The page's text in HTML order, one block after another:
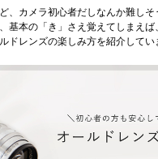
、カメラ初心者だしなんか難し
基本の「き」さえ覚えてしまえ
ドレンズの楽しみ方を紹介してい